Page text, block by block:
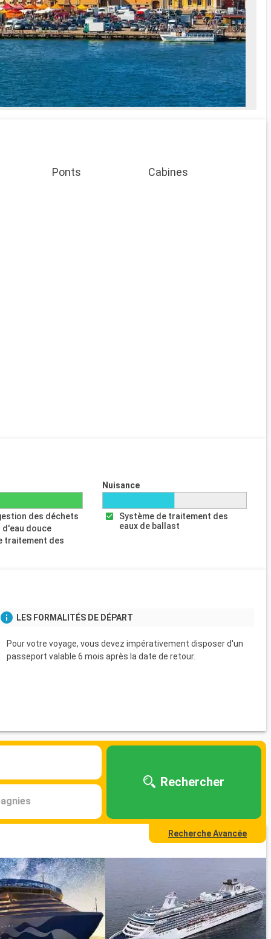
Ponts Cabines
des déchets
douce
traitement des
Nuisance
Système de traitement des
eaux de ballast
LES FORMALITÉS DE DÉPART
Pour votre voyage, vous devez impérativement disposer d'un
passeport valable 6 mois après la date de retour.
Rechercher
Recherche Avancée